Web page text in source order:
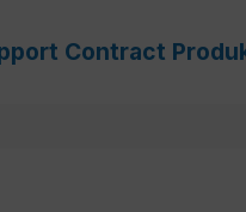
Contract